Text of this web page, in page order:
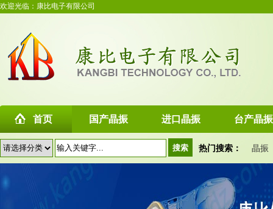
欢迎光临：康比电子有限公司
首页 国产晶振 进口晶振 台产晶振
热门搜索： 晶振